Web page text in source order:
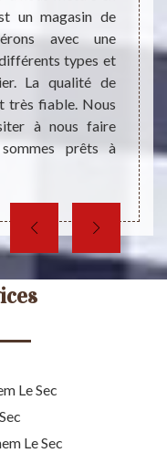
un magasin de
avec une
types et
La qualité de
très fiable. Nous
à nous faire
prêts à
qui
et
vos
de la
Le Sec
Le Sec